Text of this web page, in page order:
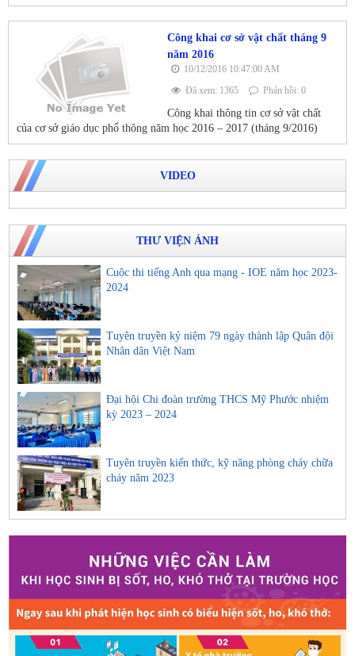
Công khai cơ sở vật chất tháng 9
năm 2016
10/12/2016 10:47:00 AM
Đã xem: 1365
Phản hồi: 0
Công khai thông tin cơ sở vật chất
của cơ sở giáo dục phổ thông năm học 2016 – 2017 (tháng 9/2016)
VIDEO
THƯ VIỆN ẢNH
Cuộc thi tiếng Anh qua mạng - IOE năm học 2023-
2024
Tuyên truyền kỷ niệm 79 ngày thành lập Quân đội
Nhân dân Việt Nam
Đại hội Chi đoàn trường THCS Mỹ Phước nhiệm
kỳ 2023 – 2024
Tuyên truyền kiến thức, kỹ năng phòng cháy chữa
cháy năm 2023